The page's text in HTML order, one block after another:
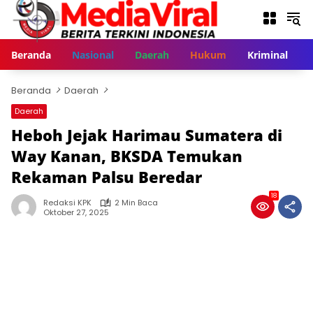
Beranda Nasional Daerah Hukum Kriminal
Beranda Daerah
Daerah
Heboh Jejak Harimau Sumatera di
Way Kanan, BKSDA Temukan
Rekaman Palsu Beredar
Redaksi KPK
2 Min Baca
Oktober 27, 2025
18